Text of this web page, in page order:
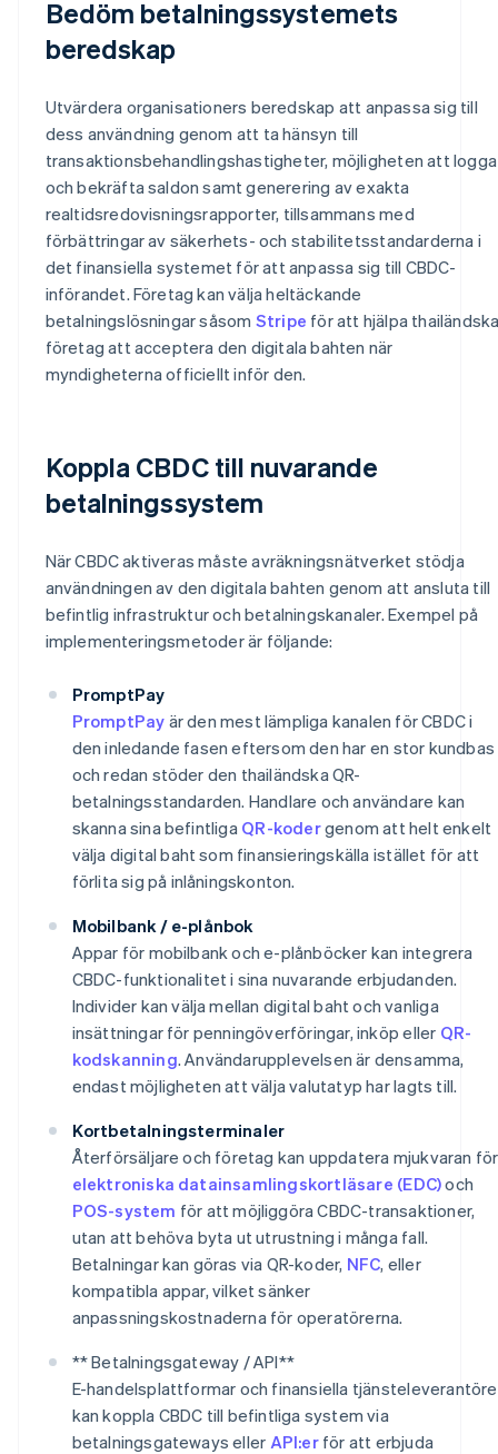
Bedöm betalningssystemets
beredskap
Utvärdera organisationers beredskap att anpassa sig till
dess användning genom att ta hänsyn till
transaktionsbehandlingshastigheter, möjligheten att logga
och bekräfta saldon samt generering av exakta
realtidsredovisningsrapporter, tillsammans med
förbättringar av säkerhets- och stabilitetsstandarderna i
det finansiella systemet för att anpassa sig till CBDC-
införandet. Företag kan välja heltäckande
betalningslösningar såsom Stripe för att hjälpa
företag att acceptera den digitala bahten när
myndigheterna officiellt inför den.
Koppla CBDC till nuvarande
betalningssystem
När CBDC aktiveras måste avräkningsnätverket stödja
användningen av den digitala bahten genom att ansluta till
befintlig infrastruktur och betalningskanaler. Exempel på
implementeringsmetoder är följande:
PromptPay
PromptPay är den mest lämpliga kanalen för CBDC i
den inledande fasen eftersom den har en stor kundbas
och redan stöder den thailändska QR-
betalningsstandarden. Handlare och användare kan
skanna sina befintliga QR-kodergenom att helt enkelt
välja digital baht som finansieringskälla istället för att
förlita sig på inlåningskonton.
Mobilbank / e-plånbok
Appar för mobilbank och e-plånböcker kan integrera
CBDC-funktionalitet i sina nuvarande erbjudanden.
Individer kan välja mellan digital baht och vanliga
insättningar för penningöverföringar, inköp eller QR-
kodskanning. Användarupplevelsen är densamma,
endast möjligheten att välja valutatyp har lagts till.
Kortbetalningsterminaler
Återförsäljare och företag kan uppdatera mjukvaran för
elektroniska datainsamlingskortläsare (EDC)och
POS-system för att möjliggöra CBDC-transaktioner,
utan att behöva byta ut utrustning i många fall.
Betalningar kan göras via QR-koder, NFC, eller
kompatibla appar, vilket sänker
anpassningskostnaderna för operatörerna.
** Betalningsgateway / API**
E-handelsplattformar och finansiella
kan koppla CBDC till befintliga system via
betalningsgateways eller API:erför att erbjuda